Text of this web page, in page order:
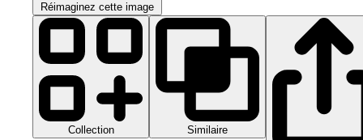
Réimaginez cette image
Collection Similaire